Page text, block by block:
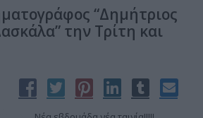
“Δημήτριος
την Τρίτη και